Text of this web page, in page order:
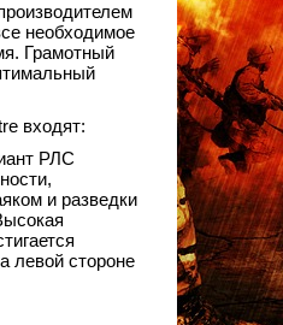
необходимое
Грамотный
входят:
РЛС
и разведки
левой стороне